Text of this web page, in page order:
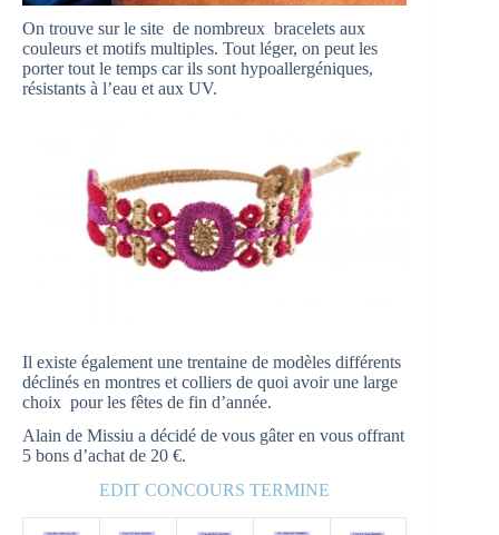
On trouve sur le site de nombreux bracelets aux
couleurs et motifs multiples. Tout léger, on peut les
porter tout le temps car ils sont hypoallergéniques,
résistants à l’eau et aux UV.
Il existe également une trentaine de modèles différents
déclinés en montres et colliers de quoi avoir une large
choix pour les fêtes de fin d’année.
Alain de Missiu a décidé de vous gâter en vous offrant
5 bons d’achat de 20 €.
EDIT CONCOURS TERMINE